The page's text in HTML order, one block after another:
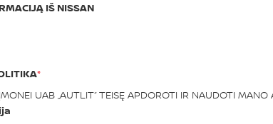
IŠ NISSAN
UAB „AUTLIT“ TEISĘ APDOROTI IR NAUDOTI MANO